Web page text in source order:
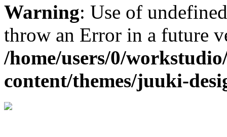
Warning: Use of
throw an Error in a future
/home/users/0/
content/themes/juuki-